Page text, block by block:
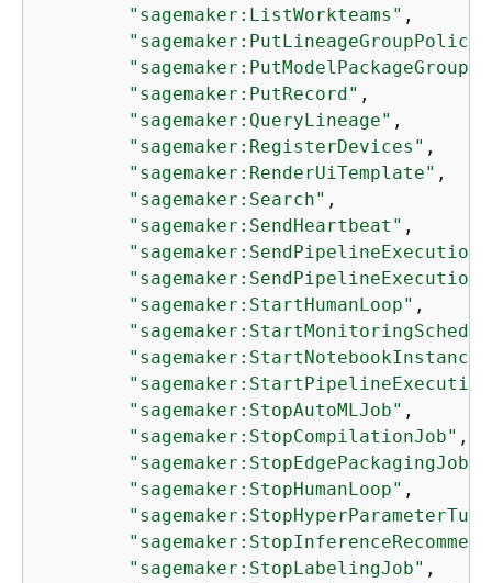
"sagemaker:ListWorkteams" ,
"sagemaker:PutLineageGroupPolicy"
"sagemaker:PutRecord" ,
"sagemaker:QueryLineage" ,
"sagemaker:RegisterDevices" ,
"sagemaker:RenderUiTemplate" ,
"sagemaker:Search" ,
"sagemaker:SendHeartbeat" ,
"sagemaker:StartHumanLoop" ,
"sagemaker:StartNotebookInstance"
"sagemaker:StopAutoMLJob" ,
"sagemaker:StopCompilationJob" ,
"sagemaker:StopEdgePackagingJob"
"sagemaker:StopHumanLoop" ,
"sagemaker:StopLabelingJob" ,